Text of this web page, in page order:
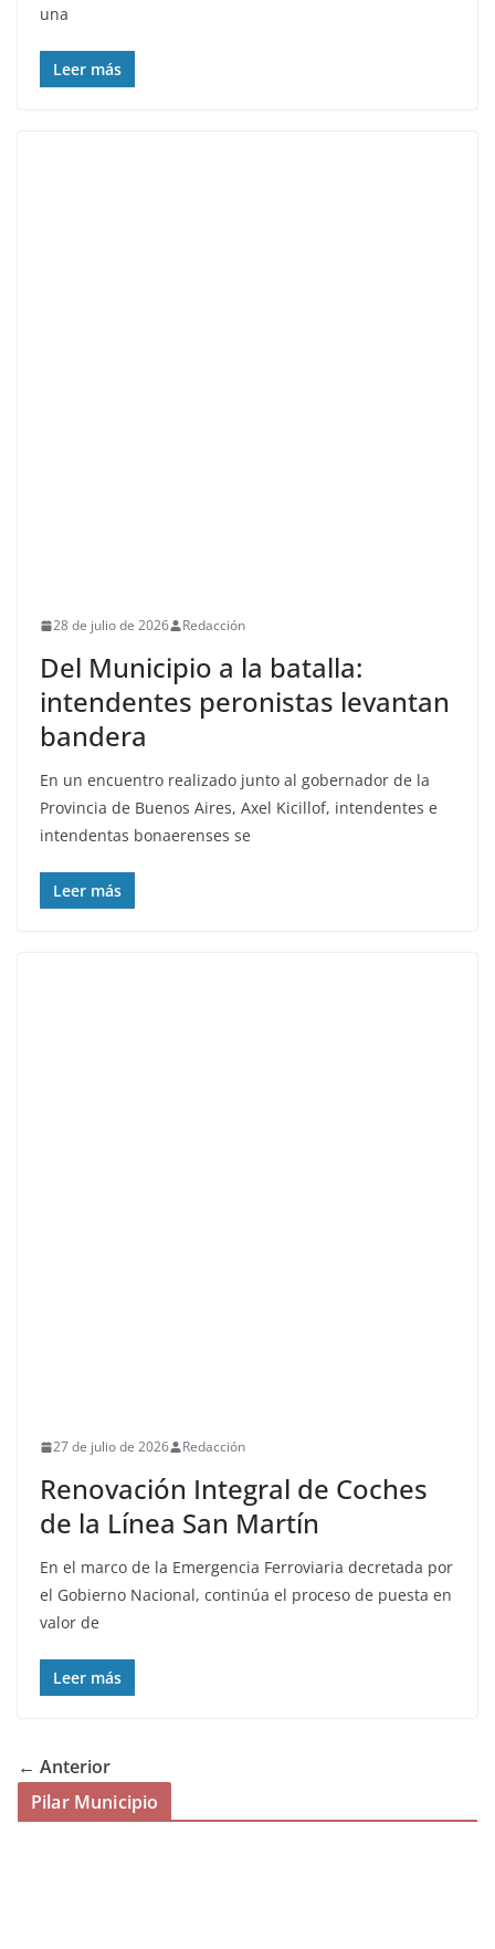
una
Leer más
28 de julio de 2026 Redacción
Del Municipio a la batalla:
intendentes peronistas levantan
bandera
En un encuentro realizado junto al gobernador de la
Provincia de Buenos Aires, Axel Kicillof, intendentes e
intendentas bonaerenses se
Leer más
27 de julio de 2026 Redacción
Renovación Integral de Coches
de la Línea San Martín
En el marco de la Emergencia Ferroviaria decretada por
el Gobierno Nacional, continúa el proceso de puesta en
valor de
Leer más
← Anterior
Pilar Municipio